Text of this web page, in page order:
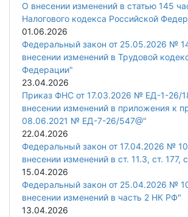
О внесении изменений в статью 145
Налогового кодекса Российской
01.06.2026
Федеральный закон от 25.05.2026 №
внесении изменений в Трудовой
Федерации"
23.04.2026
Приказ ФНС от 17.03.2026 № ЕД-1-26/
внесении изменений в приложения к
08.06.2021 № ЕД-7-26/547@"
22.04.2026
Федеральный закон от 17.04.2026 №
внесении изменений в ст. 11.3, ст.
15.04.2026
Федеральный закон от 25.04.2026 №
внесении изменений в часть 2 НК РФ"
13.04.2026